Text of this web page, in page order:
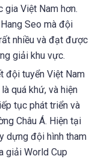
Việt Nam hơn.
Seo mà đội
nhiều và đạt được
giải khu vực.
đội tuyển Việt Nam
quá khứ, và hiện
tục phát triển và
Châu Á. Hiện tại
dựng đội hình tham
giải World Cup